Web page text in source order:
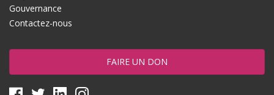
Gouvernance
Contactez-nous
FAIRE UN DON